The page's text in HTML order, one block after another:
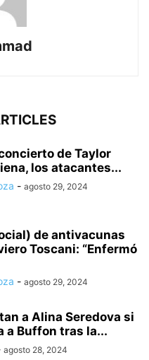
de Taylor
los atacantes...
- agosto 29, 2024
de antivacunas
Toscani: “Enfermó
- agosto 29, 2024
a Alina Seredova si
a Buffon tras la...
agosto 28, 2024